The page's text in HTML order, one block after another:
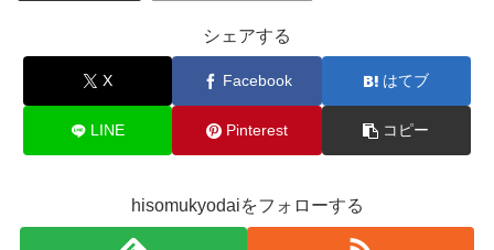
シェアする
X Facebook はてブ
LINE Pinterest コピー
hisomukyodaiをフォローする